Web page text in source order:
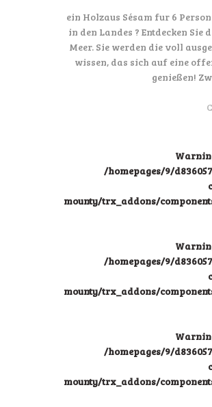
ein Holzaus Sésam fur 6
in den Landes ? Entdecken
Meer. Sie werden die voll
wissen, das sich auf eine
genießen!
/homepages/9/
mounty/trx_addons/
/homepages/9/
mounty/trx_addons/
/homepages/9/
mounty/trx_addons/